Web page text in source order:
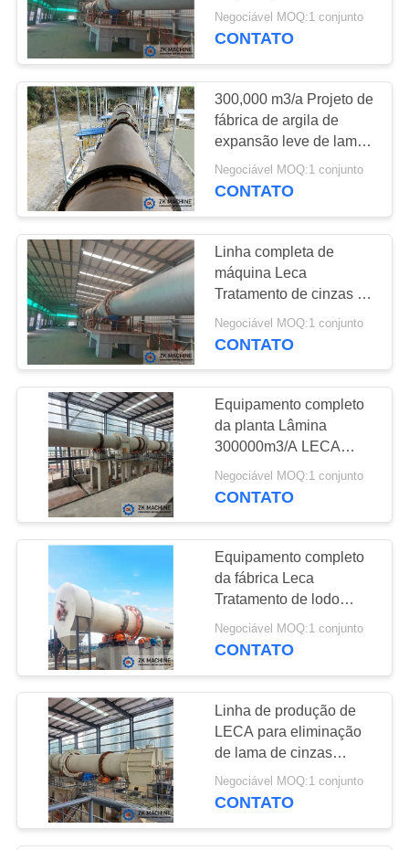
equipamento da
coleção de poeira
57
secador giratório
industrial
máquina do
triturador de pedra
Máquina da tela de
vibração
equipamentos Leca
LECA
Negociável MOQ:1 conjunto
CONTATO
300,000 m3/a Projeto de
fábrica de argila de
expansão leve de lama
Linha de produção
LECA
Negociável MOQ:1 conjunto
CONTATO
Linha completa de
máquina Leca
Tratamento de cinzas de
mosca de lama
300000m3/A Linha de
Negociável MOQ:1 conjunto
CONTATO
Equipamento completo
da planta Lâmina
300000m3/A LECA
Linha de produção de
cerâmica
Negociável MOQ:1 conjunto
CONTATO
Equipamento completo
da fábrica Leca
Tratamento de lodo
300000m3/A Linha de
produção de ceramsita
Negociável MOQ:1 conjunto
CONTATO
Linha de produção de
LECA para eliminação
de lama de cinzas
volantes 300000m3/A
Negociável MOQ:1 conjunto
CONTATO